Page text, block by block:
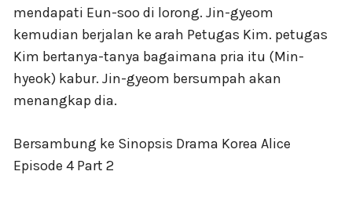
mendapati Eun-soo di lorong. Jin-gyeom
kemudian berjalan ke arah Petugas Kim. petugas
Kim bertanya-tanya bagaimana pria itu (Min-
hyeok) kabur. Jin-gyeom bersumpah akan
menangkap dia.
Bersambung ke Sinopsis Drama Korea Alice
Episode 4 Part 2